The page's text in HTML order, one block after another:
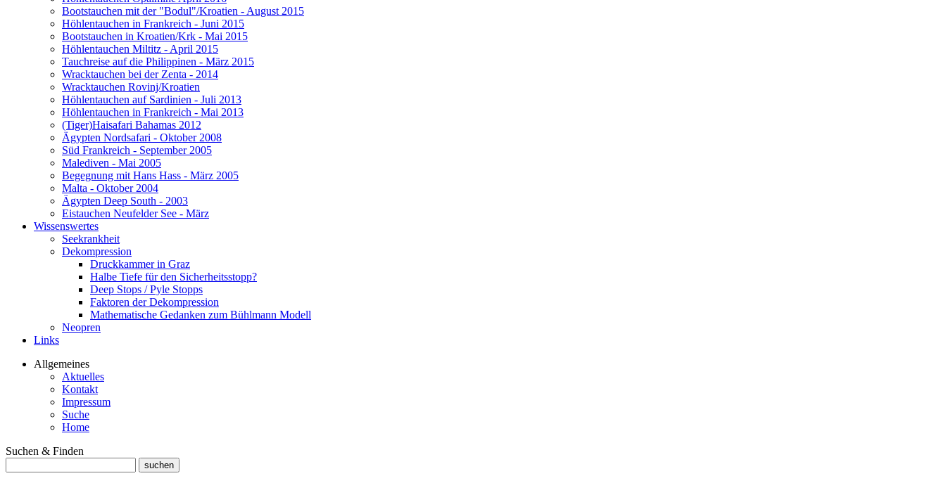
Bootstauchen mit der "Bodul"/Kroatien - August 2015
Höhlentauchen in Frankreich - Juni 2015
Bootstauchen in Kroatien/Krk - Mai 2015
Höhlentauchen Miltitz - April 2015
Tauchreise auf die Philippinen - März 2015
Wracktauchen bei der Zenta - 2014
Wracktauchen Rovinj/Kroatien
Höhlentauchen auf Sardinien - Juli 2013
Höhlentauchen in Frankreich - Mai 2013
(Tiger)Haisafari Bahamas 2012
Ägypten Nordsafari - Oktober 2008
Süd Frankreich - September 2005
Malediven - Mai 2005
Begegnung mit Hans Hass - März 2005
Malta - Oktober 2004
Ägypten Deep South - 2003
Eistauchen Neufelder See - März
Wissenswertes
Seekrankheit
Dekompression
Druckkammer in Graz
Halbe Tiefe für den Sicherheitsstopp?
Deep Stops / Pyle Stopps
Faktoren der Dekompression
Mathematische Gedanken zum Bühlmann Modell
Neopren
Links
Allgemeines
Aktuelles
Kontakt
Impressum
Suche
Home
Suchen & Finden